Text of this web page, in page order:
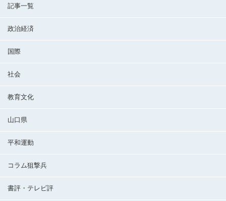
記事一覧
政治経済
国際
社会
教育文化
山口県
平和運動
コラム狙撃兵
書評・テレビ評